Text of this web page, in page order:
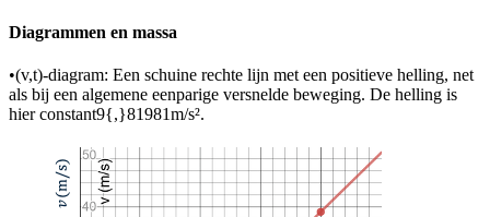
Diagrammen en massa
•(v,t)-diagram: Een schuine rechte lijn met een positieve helling, net
als bij een algemene eenparige versnelde beweging. De helling is
hier constant9{,}81981m/s².